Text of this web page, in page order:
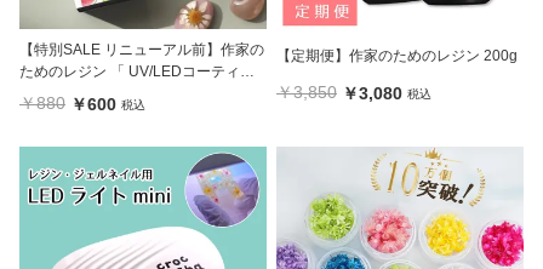
【特別SALE リニューアル前】作家の
ためのレジン 「 UV/LEDコーティン
グ液 8g 」1本
￥880 ￥600 税込
【定期便】作家のためのレジン 200g
￥3,850 ￥3,080 税込